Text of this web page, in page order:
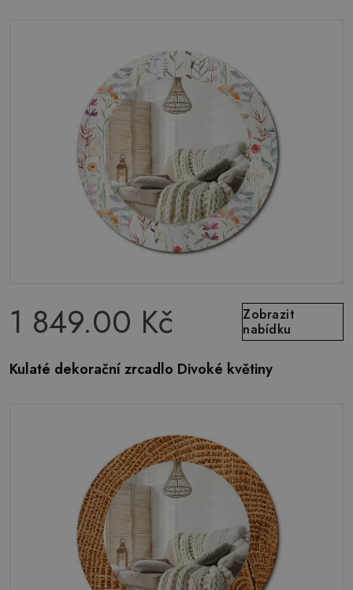
1 849.00 Kč
Zobrazit
nabídku
Kulaté dekorační zrcadlo Divoké květiny